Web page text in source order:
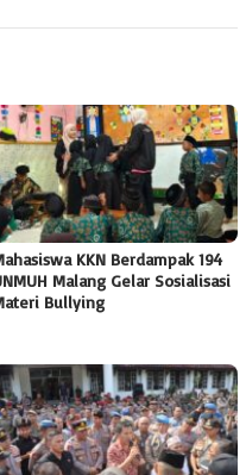
KKN Berdampak 194
Malang Gelar Sosialisasi
Bullying